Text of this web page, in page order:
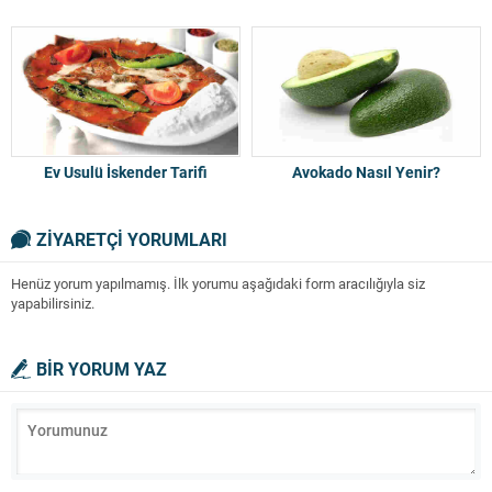
Ev Usulü İskender Tarifi Avokado Nasıl Yenir?
ZİYARETÇİ YORUMLARI
Henüz yorum yapılmamış. İlk yorumu aşağıdaki form aracılığıyla siz
yapabilirsiniz.
BİR YORUM YAZ